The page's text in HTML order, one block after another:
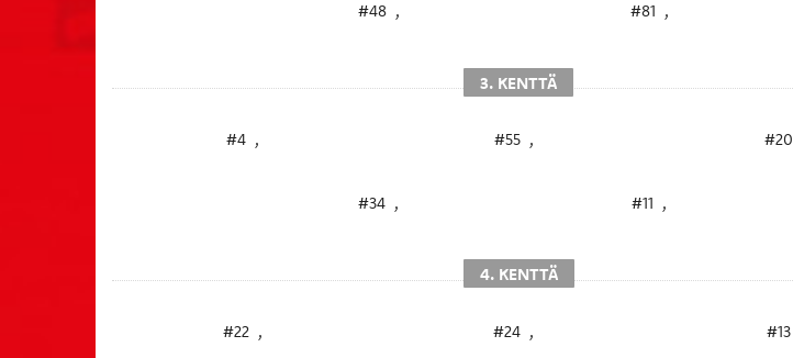
#48 , #81 ,
3. KENTTÄ
#4 , #55 , #20
#34 , #11 ,
4. KENTTÄ
#22 , #24 , #13